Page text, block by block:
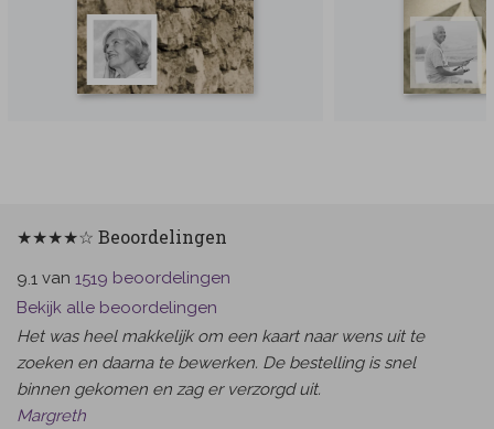
★★★★☆ Beoordelingen
9.1 van 1519 beoordelingen
Bekijk alle beoordelingen
Het was heel makkelijk om een kaart naar wens uit te
zoeken en daarna te bewerken. De bestelling is snel
binnen gekomen en zag er verzorgd uit.
Margreth